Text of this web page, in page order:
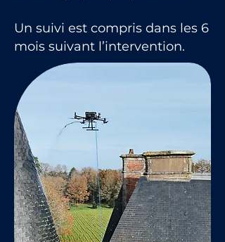
Un suivi est compris dans les 6
mois suivant l’intervention.